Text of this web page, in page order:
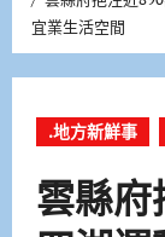
宜業生活空間
.地方新鮮事
雲縣